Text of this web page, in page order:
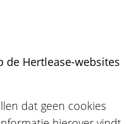
de Hertlease-websites
dat geen cookies